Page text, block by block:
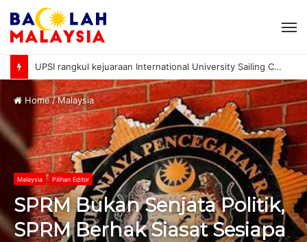
UPSI rangkul kejuaraan International University Sailing Championship 2026
Home/Malaysia
Malaysia Pilihan Editor
SPRM Bukan Senjata Politik,
SPRM Berhak Siasat Sesiapa